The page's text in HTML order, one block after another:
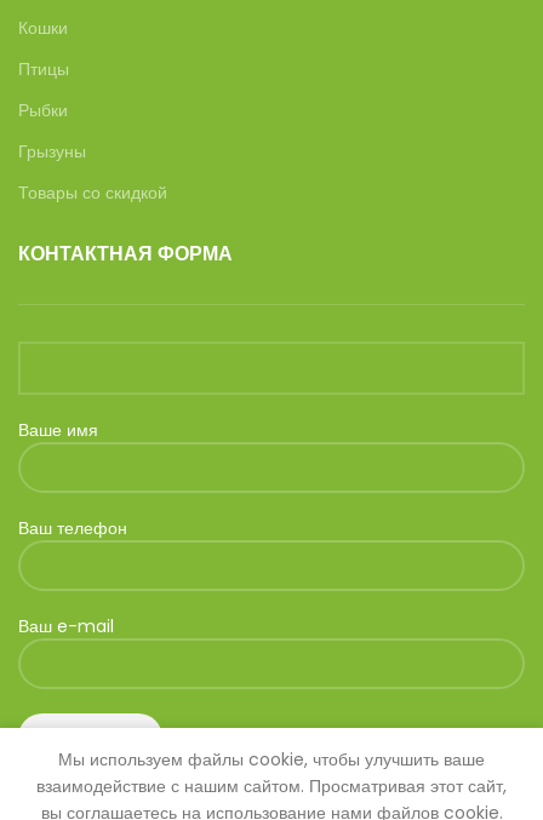
Кошки
Птицы
Рыбки
Грызуны
Товары со скидкой
КОНТАКТНАЯ ФОРМА
Ваше имя
Ваш телефон
Ваш e-mail
Мы используем файлы cookie, чтобы улучшить ваше
взаимодействие с нашим сайтом. Просматривая этот сайт,
вы соглашаетесь на использование нами файлов cookie.